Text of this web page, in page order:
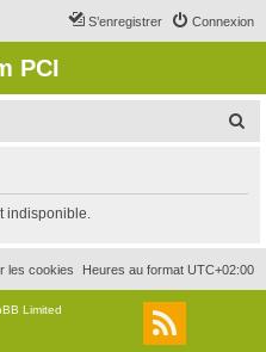
Connexion
S’enregistrer
PCI
r
c
indisponible.
Heures au format UTC+02:00
les cookies
Limited